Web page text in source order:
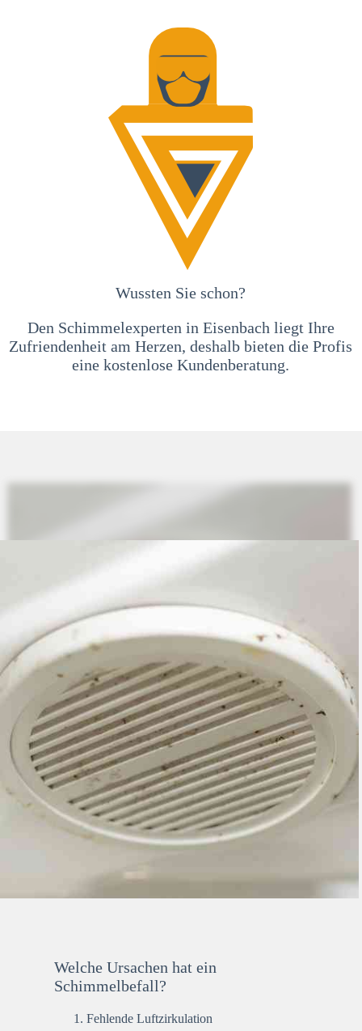
Wussten Sie schon?
Den Schimmelexperten in Eisenbach liegt Ihre
Zufriendenheit am Herzen, deshalb bieten die Profis
eine kostenlose Kundenberatung.
Welche Ursachen hat ein
Schimmelbefall?
Fehlende Luftzirkulation